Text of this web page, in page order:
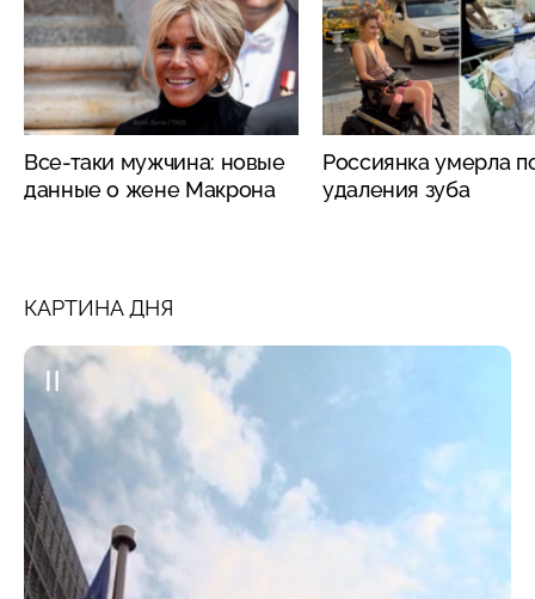
Все-таки мужчина: новые
данные о жене Макрона
Россиянка умерла
удаления зуба
КАРТИНА ДНЯ